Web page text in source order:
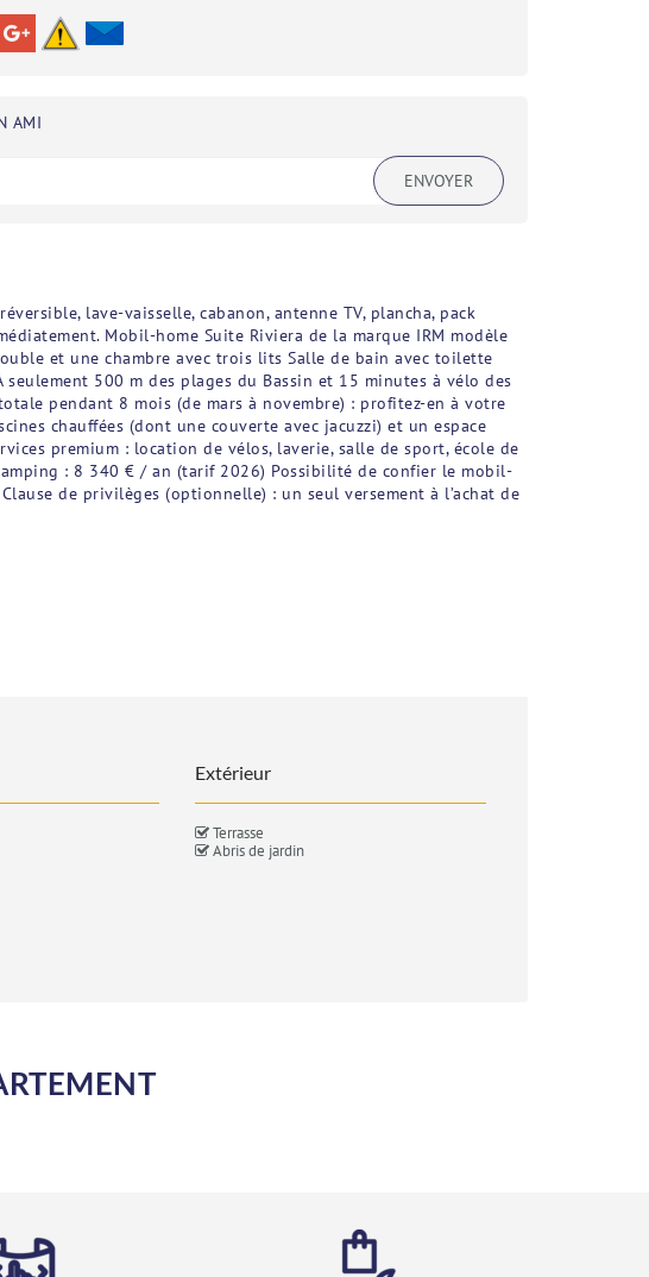
AMI
ENVOYER
lave-vaisselle, cabanon, antenne TV, plancha, pack
Mobil-home Suite Riviera de la marque IRM modèle
et une chambre avec trois lits Salle de bain avec toilette
500 m des plages du Bassin et 15 minutes à vélo des
pendant 8 mois (de mars à novembre) : profitez-en à votre
chauffées (dont une couverte avec jacuzzi) et un espace
premium : location de vélos, laverie, salle de sport, école de
: 8 340 € / an (tarif 2026) Possibilité de confier le mobil-
de privilèges (optionnelle) : un seul versement à l’achat de
Extérieur
Terrasse
Abris de jardin